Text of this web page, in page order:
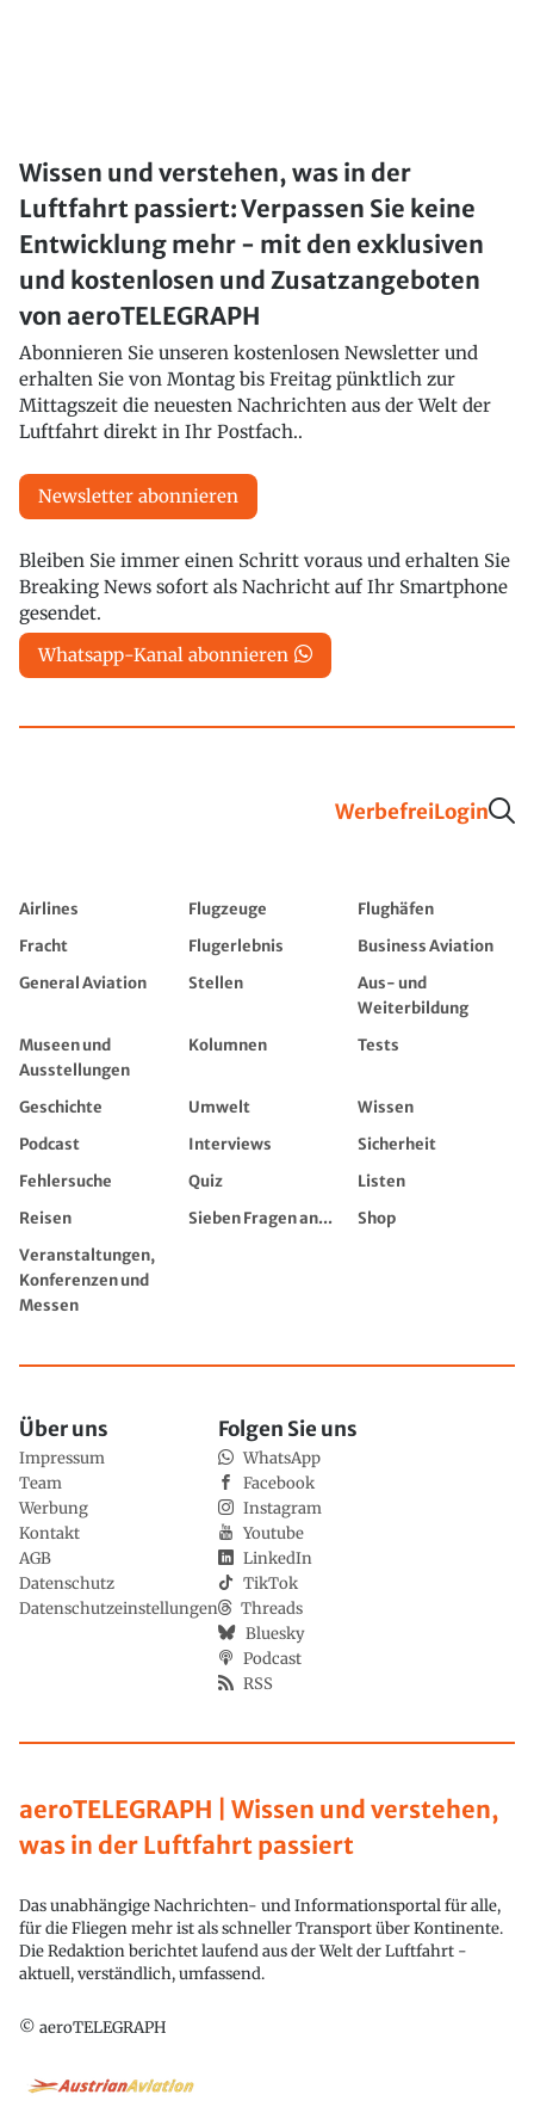
Wissen und verstehen, was in der
Luftfahrt passiert: Verpassen Sie keine
Entwicklung mehr - mit den exklusiven
und kostenlosen und Zusatzangeboten
von aeroTELEGRAPH
Abonnieren Sie unseren kostenlosen Newsletter und
erhalten Sie von Montag bis Freitag pünktlich zur
Mittagszeit die neuesten Nachrichten aus der Welt der
Luftfahrt direkt in Ihr Postfach..
Newsletter abonnieren
Bleiben Sie immer einen Schritt voraus und erhalten Sie
Breaking News sofort als Nachricht auf Ihr Smartphone
gesendet.
Whatsapp-Kanal abonnieren
WerbefreiLogin
Airlines Flugzeuge
Flughäfen
Fracht
Flugerlebnis
Business Aviation
General Aviation
Stellen
Aus- und
Weiterbildung
Museen und
Ausstellungen
Kolumnen Tests
Geschichte Umwelt
Wissen
Podcast
Interviews
Sicherheit
Fehlersuche
Quiz
Listen
Reisen
Sieben Fragen an...
Shop
Veranstaltungen,
Konferenzen und
Messen
aeroTELEGRAPH | Wissen und verstehen,
was in der Luftfahrt passiert
Das unabhängige Nachrichten- und Informationsportal für alle,
für die Fliegen mehr ist als schneller Transport über Kontinente.
Die Redaktion berichtet laufend aus der Welt der Luftfahrt -
aktuell, verständlich, umfassend.
© aeroTELEGRAPH
Über uns
Impressum
Team
Werbung
Kontakt
AGB
Datenschutz
Datenschutzeinstellungen
Folgen Sie uns
WhatsApp
Facebook
Instagram
Youtube
LinkedIn
TikTok
Threads
Bluesky
Podcast
RSS